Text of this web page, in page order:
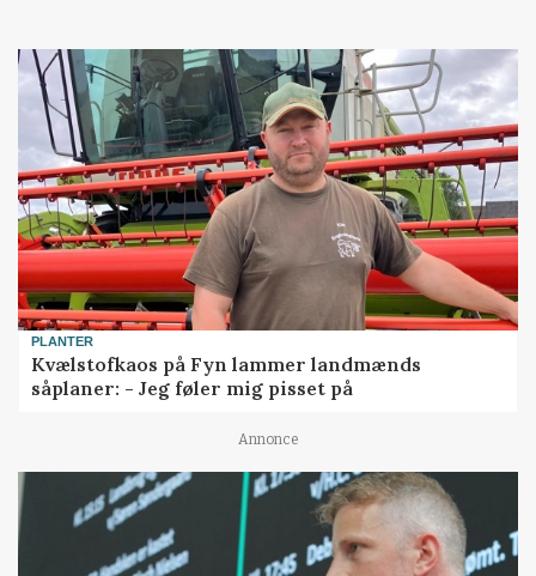
PLANTER
Kvælstofkaos på Fyn lammer landmænds
såplaner: - Jeg føler mig pisset på
Annonce